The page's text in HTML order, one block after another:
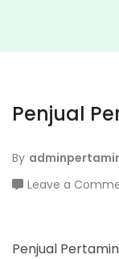
Penjual
By
Leave a
Penjual